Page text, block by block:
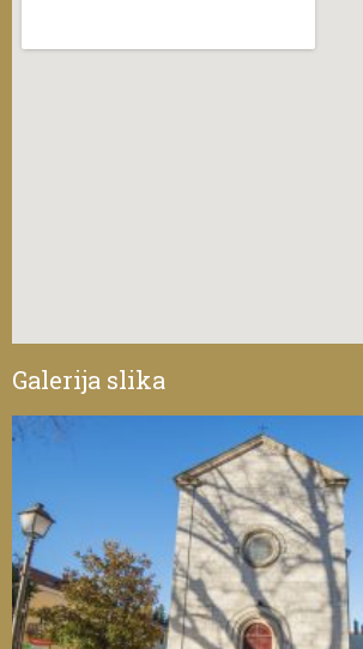
Galerija slika